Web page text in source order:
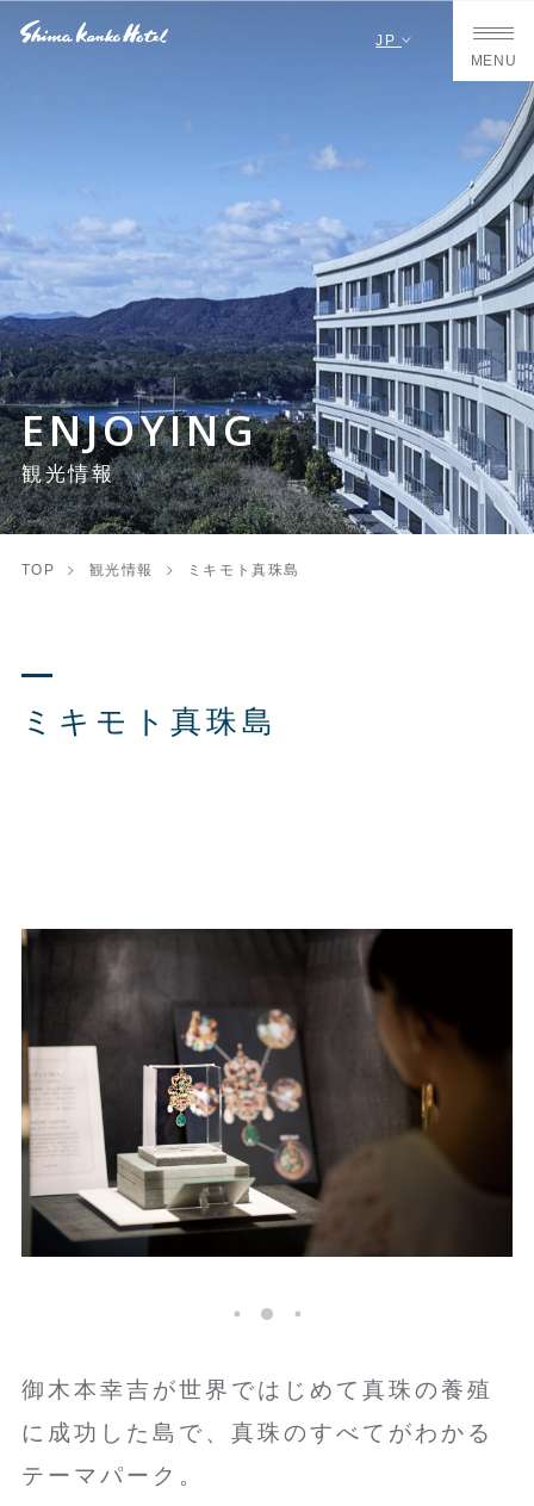
JP
MENU
ENJOYING
観光情報
TOP 観光情報 ミキモト真珠島
ミキモト真珠島
御木本幸吉が世界ではじめて真珠の養殖
に成功した島で、真珠のすべてがわかる
テーマパーク。